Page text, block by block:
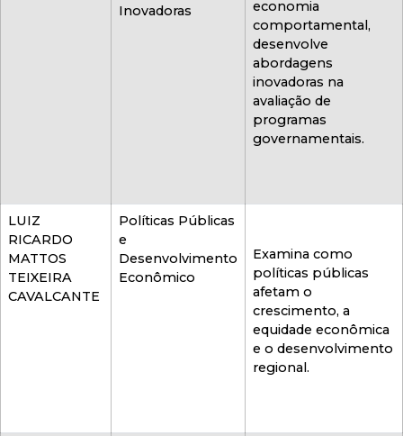
Inovadoras
economia
comportamental,
desenvolve
abordagens
inovadoras na
avaliação de
programas
governamentais.
LUIZ
RICARDO
MATTOS
TEIXEIRA
CAVALCANTE
Políticas Públicas
e
Desenvolvimento
Econômico
Examina como
políticas públicas
afetam o
crescimento, a
equidade econômica
e o desenvolvimento
regional.